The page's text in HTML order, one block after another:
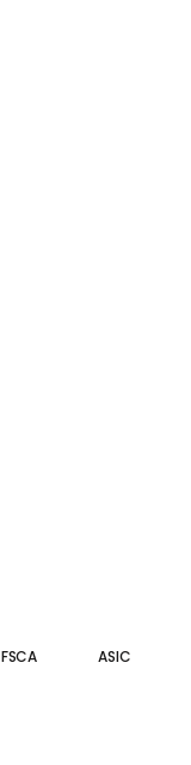
FSCA ASIC